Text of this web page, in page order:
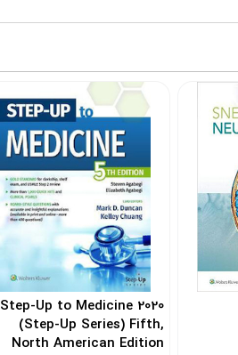
2020 Step-Up to Medicine
(Step-Up Series) Fifth,
North American Edition